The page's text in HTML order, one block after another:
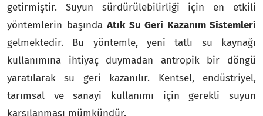
getirmiştir. Suyun sürdürülebilirliği için en etkili
yöntemlerin başında Atık Su Geri Kazanım Sistemleri
gelmektedir. Bu yöntemle, yeni tatlı su kaynağı
kullanımına ihtiyaç duymadan antropik bir döngü
yaratılarak su geri kazanılır. Kentsel, endüstriyel,
tarımsal ve sanayi kullanımı için gerekli suyun
karşılanması mümkündür.